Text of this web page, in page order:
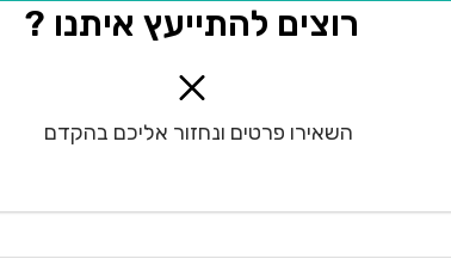
רוצים להתייעץ איתנו ?
השאירו פרטים ונחזור אליכם בהקדם